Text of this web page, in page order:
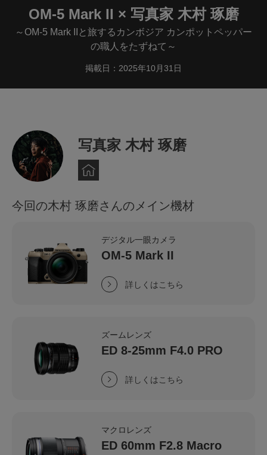
OM-5 Mark II × 写真家 木村 琢磨
～OM-5 Mark IIと旅するカンボジア カンポットペッパー
の職人をたずねて～
掲載日：2025年10月31日
写真家 木村 琢磨
今回の木村 琢磨さんのメイン機材
デジタル一眼カメラ
OM-5 Mark II
詳しくはこちら
ズームレンズ
ED 8-25mm F4.0 PRO
詳しくはこちら
マクロレンズ
ED 60mm F2.8 Macro